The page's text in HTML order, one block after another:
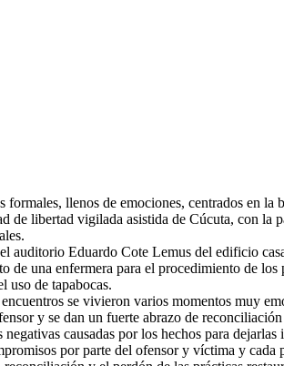
formales, llenos de emociones, centrados en
de libertad vigilada asistida de Cúcuta, con
auditorio Eduardo Cote Lemus del edificio
de una enfermera para el procedimiento de
uso de tapabocas.
se vivieron varios momentos muy
y se dan un fuerte abrazo de
causadas por los hechos para dejarlas
por parte del ofensor y víctima y